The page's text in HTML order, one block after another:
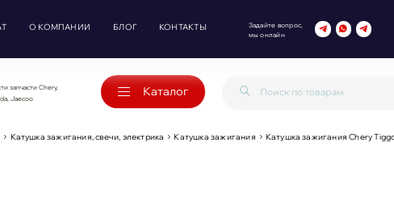
О КОМПАНИИ БЛОГ КОНТАКТЫ
Задайте вопрос,
мы онлайн
запчасти Chery,
Jaecoo
Каталог
Катушка зажигания, свечи, электрика Катушка зажигания Катушка зажигания Chery